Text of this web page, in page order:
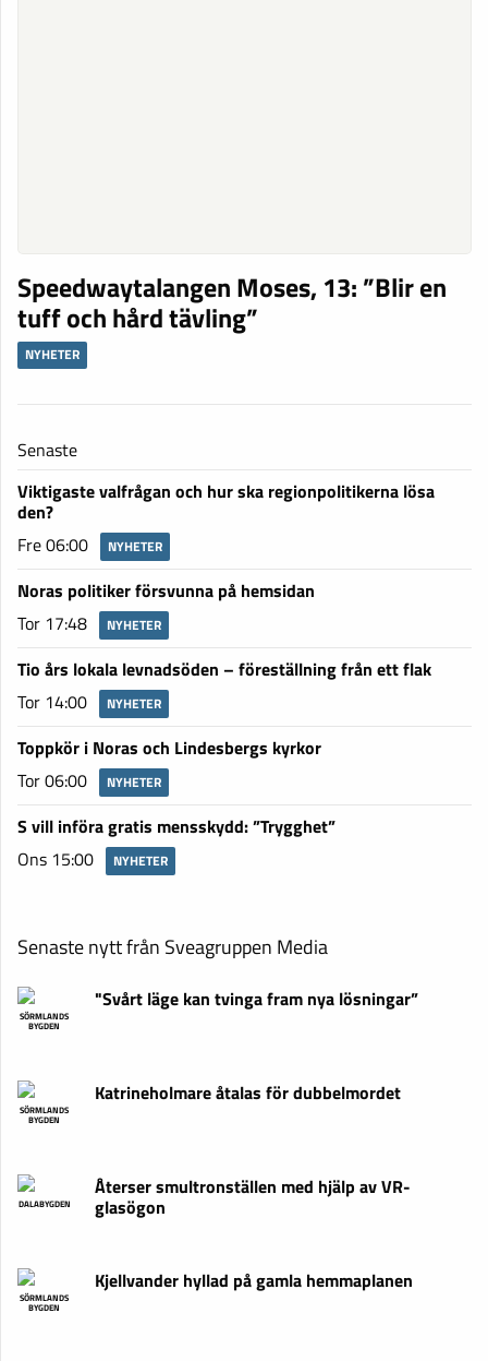
Speedwaytalangen Moses, 13: ”Blir en
tuff och hård tävling”
NYHETER
Senaste
Viktigaste valfrågan och hur ska regionpolitikerna lösa
den?
Fre 06:00
NYHETER
Noras politiker försvunna på hemsidan
Tor 17:48
NYHETER
Tio års lokala levnadsöden – föreställning från ett flak
Tor 14:00
NYHETER
Toppkör i Noras och Lindesbergs kyrkor
Tor 06:00
NYHETER
S vill införa gratis mensskydd: ”Trygghet”
Ons 15:00
NYHETER
Senaste nytt från Sveagruppen Media
SÖRMLANDS
BYGDEN
"Svårt läge kan tvinga fram nya lösningar”
SÖRMLANDS
BYGDEN
Katrineholmare åtalas för dubbelmordet
DALABYGDEN
Återser smultronställen med hjälp av VR-
glasögon
SÖRMLANDS
BYGDEN
Kjellvander hyllad på gamla hemmaplanen